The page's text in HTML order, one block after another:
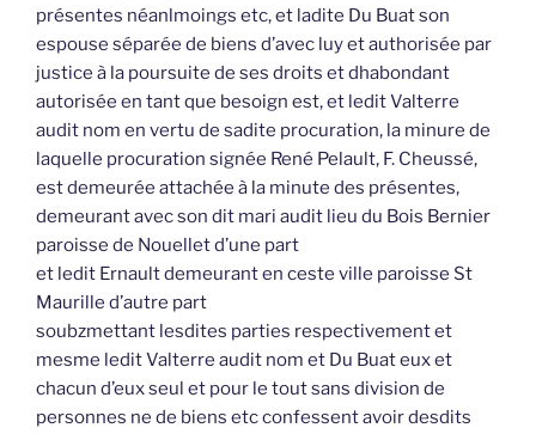
présentes néanlmoings etc, et ladite Du Buat son
espouse séparée de biens d’avec luy et authorisée par
justice à la poursuite de ses droits et dhabondant
autorisée en tant que besoign est, et ledit Valterre
audit nom en vertu de sadite procuration, la minure de
laquelle procuration signée René Pelault, F. Cheussé,
est demeurée attachée à la minute des présentes,
demeurant avec son dit mari audit lieu du Bois Bernier
paroisse de Nouellet d’une part
et ledit Ernault demeurant en ceste ville paroisse St
Maurille d’autre part
soubzmettant lesdites parties respectivement et
mesme ledit Valterre audit nom et Du Buat eux et
chacun d’eux seul et pour le tout sans division de
personnes ne de biens etc confessent avoir desdits